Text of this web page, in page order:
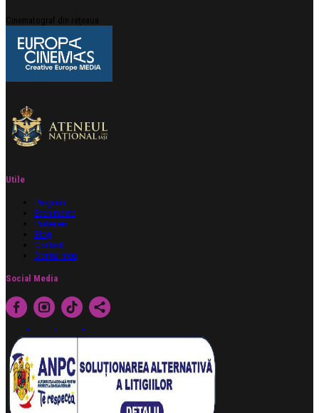
Cinematograf din rețeaua
Utile
Program
Evenimente
Parteneri
Blog
Contact
Contul meu
Social Media